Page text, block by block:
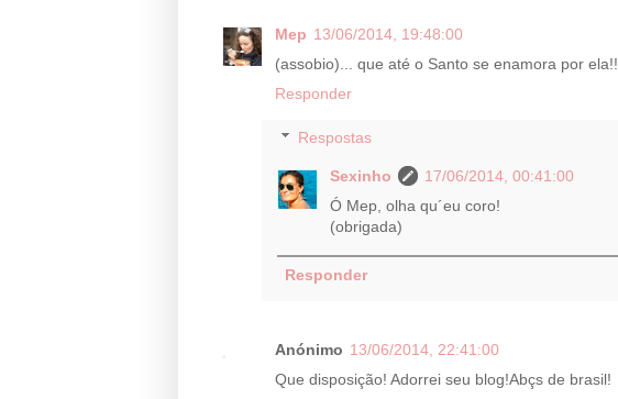
Mep 13/06/2014, 19:48:00
(assobio)... que até o Santo se enamora por ela!!
Responder
Respostas
Sexinho
17/06/2014, 00:41:00
Ó Mep, olha qu´eu coro!
(obrigada)
Responder
Anónimo 13/06/2014, 22:41:00
Que disposição! Adorrei seu blog!Abçs de brasil!